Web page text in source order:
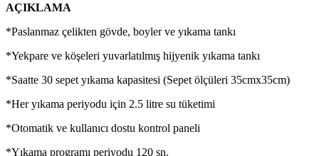
AÇIKLAMA
*Paslanmaz çelikten gövde, boyler ve yıkama tankı
*Yekpare ve köşeleri yuvarlatılmış hijyenik yıkama tankı
*Saatte 30 sepet yıkama kapasitesi (Sepet ölçüleri 35cmx35cm)
*Her yıkama periyodu için 2.5 litre su tüketimi
*Otomatik ve kullanıcı dostu kontrol paneli
*Yıkama programı periyodu 120 sn.